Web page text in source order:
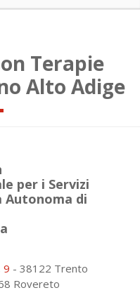
Terapie
Alto Adige
per i Servizi
Autonoma di
9 - 38122 Trento
Rovereto